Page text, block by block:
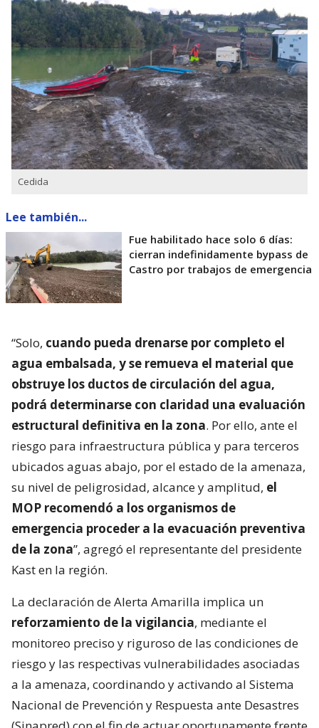
Cedida
Lee también...
Fue habilitado hace solo 6 días:
cierran indefinidamente bypass de
Castro por trabajos de emergencia
“Solo, cuando pueda drenarse por completo el
agua embalsada, y se remueva el material que
obstruye los ductos de circulación del agua,
podrá determinarse con claridad una evaluación
estructural definitiva en la zona. Por ello, ante el
riesgo para infraestructura pública y para terceros
ubicados aguas abajo, por el estado de la amenaza,
su nivel de peligrosidad, alcance y amplitud, el
MOP recomendó a los organismos de
emergencia proceder a la evacuación preventiva
de la zona”, agregó el representante del presidente
Kast en la región.
La declaración de Alerta Amarilla implica un
reforzamiento de la vigilancia, mediante el
monitoreo preciso y riguroso de las condiciones de
riesgo y las respectivas vulnerabilidades asociadas
a la amenaza, coordinando y activando al Sistema
Nacional de Prevención y Respuesta ante Desastres